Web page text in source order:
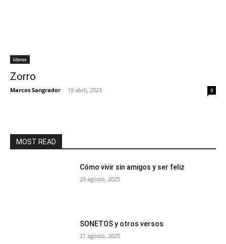
libros
Zorro
Marcos Sangrador - 19 abril, 2023 0
MOST READ
Cómo vivir sin amigos y ser feliz
29 agosto, 2025
SONETOS y otros versos
21 agosto, 2025